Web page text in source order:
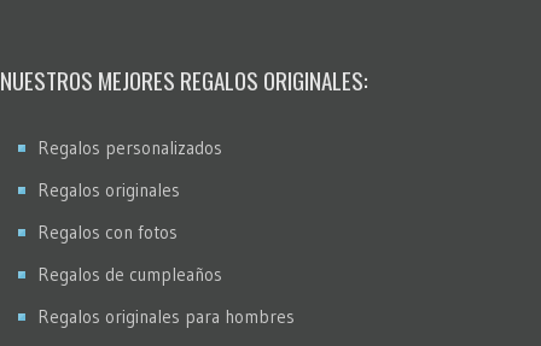
NUESTROS MEJORES REGALOS ORIGINALES:
Regalos personalizados
Regalos originales
Regalos con fotos
Regalos de cumpleaños
Regalos originales para hombres